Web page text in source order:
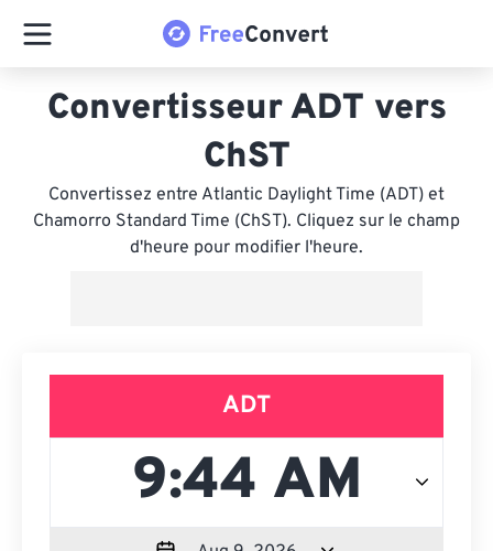
Convertisseur ADT vers
ChST
Convertissez entre Atlantic Daylight Time (ADT) et
Chamorro Standard Time (ChST). Cliquez sur le champ
d'heure pour modifier l'heure.
ADT